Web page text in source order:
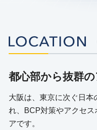
都心部から抜群
大阪は、東京に次ぐ日本
れ、BCP対策やアクセス
アです。